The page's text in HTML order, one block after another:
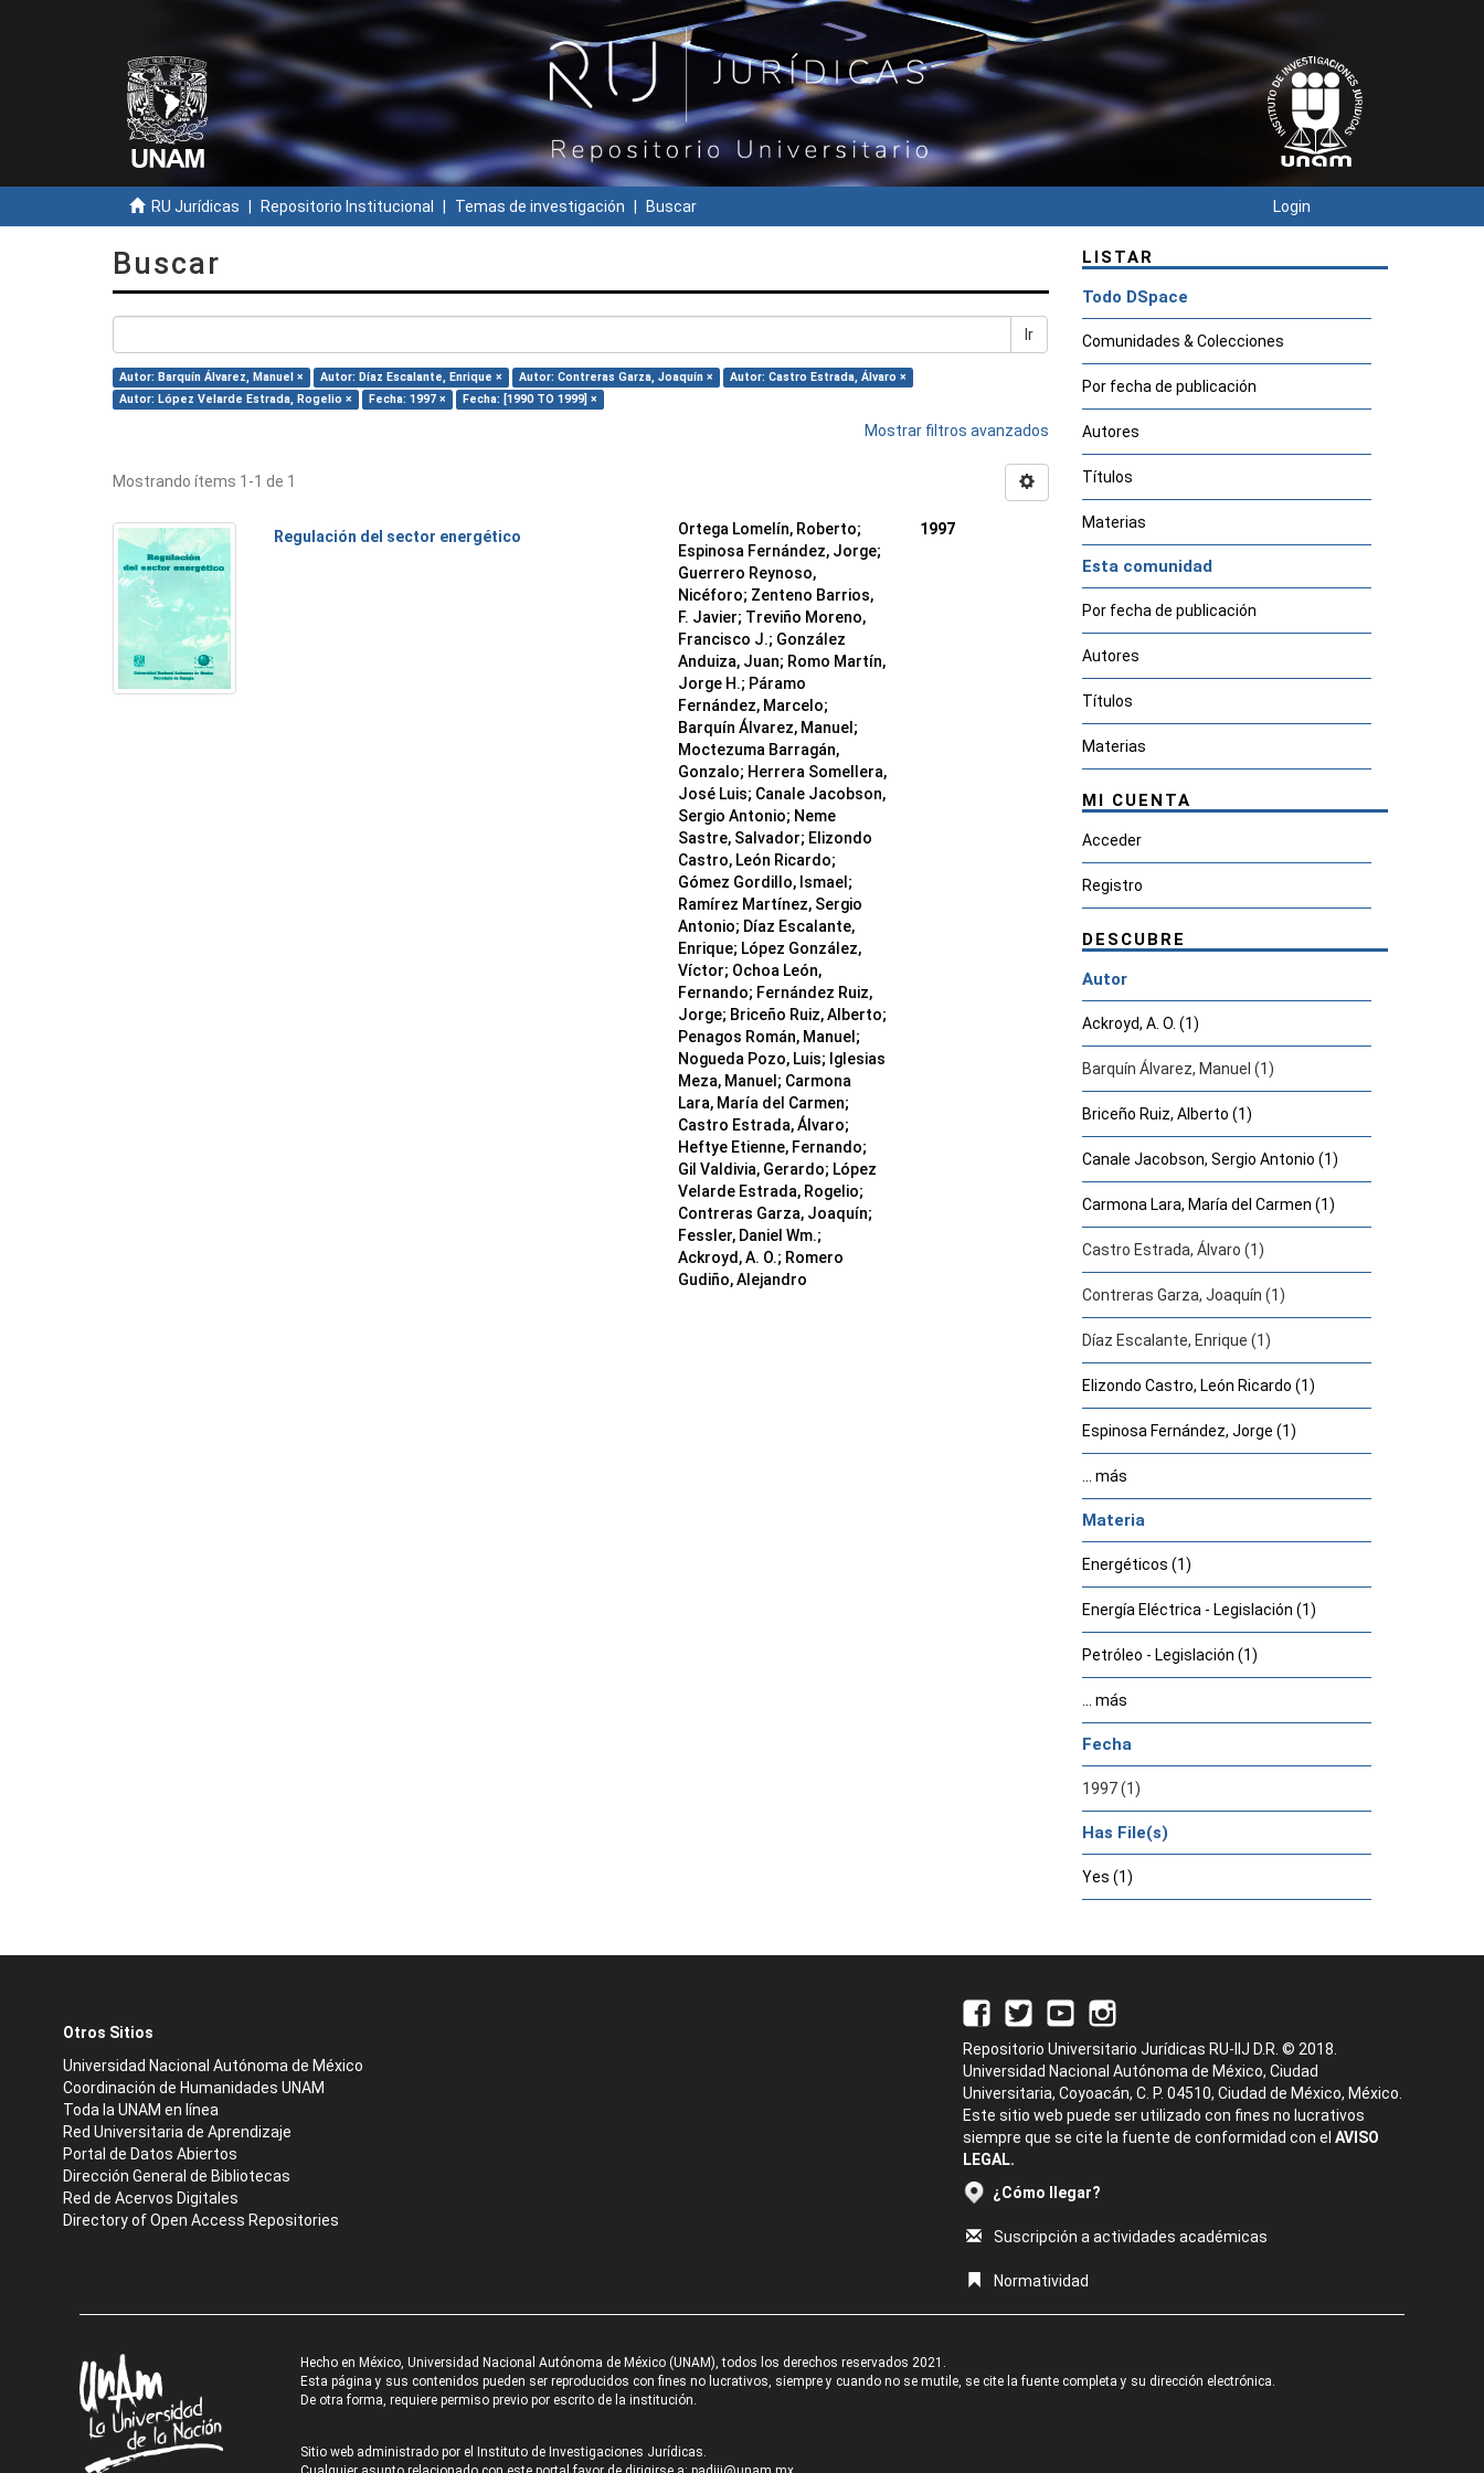
RU Jurídicas Repositorio Institucional Temas de investigación Buscar Login
Buscar
Ir
Autor: Barquín Álvarez, Manuel × Autor: Díaz Escalante, Enrique × Autor: Contreras Garza, Joaquín ×
Autor: Castro Estrada, Álvaro ×
Autor: López Velarde Estrada, Rogelio ×
Fecha: 1997 × Fecha: [1990 TO 1999] ×
Mostrar filtros avanzados
Mostrando ítems 1-1 de 1
Regulación del sector energético
Ortega Lomelín, Roberto;
Espinosa Fernández, Jorge;
Guerrero Reynoso,
Nicéforo; Zenteno Barrios,
F. Javier; Treviño Moreno,
Francisco J.; González
Anduiza, Juan; Romo Martín,
Jorge H.; Páramo
Fernández, Marcelo;
Barquín Álvarez, Manuel;
Moctezuma Barragán,
Gonzalo; Herrera Somellera,
José Luis; Canale Jacobson,
Sergio Antonio; Neme
Sastre, Salvador; Elizondo
Castro, León Ricardo;
Gómez Gordillo, Ismael;
Ramírez Martínez, Sergio
Antonio; Díaz Escalante,
Enrique; López González,
Víctor; Ochoa León,
Fernando; Fernández Ruiz,
Jorge; Briceño Ruiz, Alberto;
Penagos Román, Manuel;
Nogueda Pozo, Luis; Iglesias
Meza, Manuel; Carmona
Lara, María del Carmen;
Castro Estrada, Álvaro;
Heftye Etienne, Fernando;
Gil Valdivia, Gerardo; López
Velarde Estrada, Rogelio;
Contreras Garza, Joaquín;
Fessler, Daniel Wm.;
Ackroyd, A. O.; Romero
Gudiño, Alejandro
1997
LISTAR
Todo DSpace
Comunidades & Colecciones
Por fecha de publicación
Autores
Títulos
Materias
Esta comunidad
Por fecha de publicación
Autores
Títulos
Materias
MI CUENTA
Acceder
Registro
DESCUBRE
Autor
Ackroyd, A. O. (1)
Barquín Álvarez, Manuel (1)
Briceño Ruiz, Alberto (1)
Canale Jacobson, Sergio Antonio (1)
Carmona Lara, María del Carmen (1)
Castro Estrada, Álvaro (1)
Contreras Garza, Joaquín (1)
Díaz Escalante, Enrique (1)
Elizondo Castro, León Ricardo (1)
Espinosa Fernández, Jorge (1)
... más
Materia
Energéticos (1)
Energía Eléctrica - Legislación (1)
Petróleo - Legislación (1)
... más
Fecha
1997 (1)
Has File(s)
Yes (1)
Otros Sitios
Universidad Nacional Autónoma de México
Coordinación de Humanidades UNAM
Toda la UNAM en línea
Red Universitaria de Aprendizaje
Portal de Datos Abiertos
Dirección General de Bibliotecas
Red de Acervos Digitales
Directory of Open Access Repositories
Repositorio Universitario Jurídicas RU-IIJ D.R. © 2018.
Universidad Nacional Autónoma de México, Ciudad
Universitaria, Coyoacán, C. P. 04510, Ciudad de México, México.
Este sitio web puede ser utilizado con fines no lucrativos
siempre que se cite la fuente de conformidad con el AVISO
LEGAL.
¿Cómo llegar?
Suscripción a actividades académicas
Normatividad
Hecho en México, Universidad Nacional Autónoma de México (UNAM), todos los derechos reservados 2021.
Esta página y sus contenidos pueden ser reproducidos con fines no lucrativos, siempre y cuando no se mutile, se cite la fuente completa y su dirección electrónica.
De otra forma, requiere permiso previo por escrito de la institución.
Sitio web administrado por el Instituto de Investigaciones Jurídicas.